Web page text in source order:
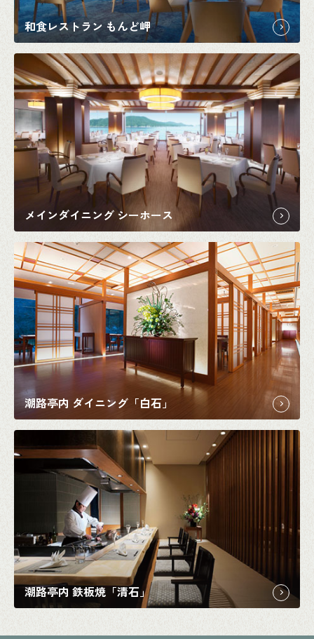
和食レストラン もんど岬
メインダイニング シーホース
潮路亭内 ダイニング「白石」
潮路亭内 鉄板焼「清石」